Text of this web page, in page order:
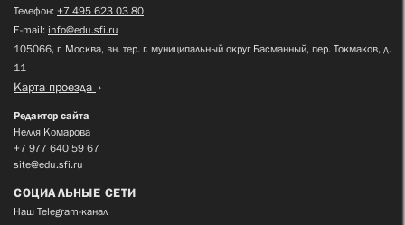
Телефон: +7 495 623 03 80
E-mail: info@edu.sfi.ru
105066, г. Москва, вн. тер. г. муниципальный округ Басманный, пер. Токмаков, д.
11
Карта проезда
Редактор сайта
Нелля Комарова
+7 977 640 59 67
site@edu.sfi.ru
СОЦИАЛЬНЫЕ СЕТИ
Наш Telegram-канал